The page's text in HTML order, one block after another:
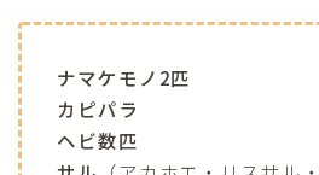
ナマケモノ2匹
カピパラ
ヘビ数匹